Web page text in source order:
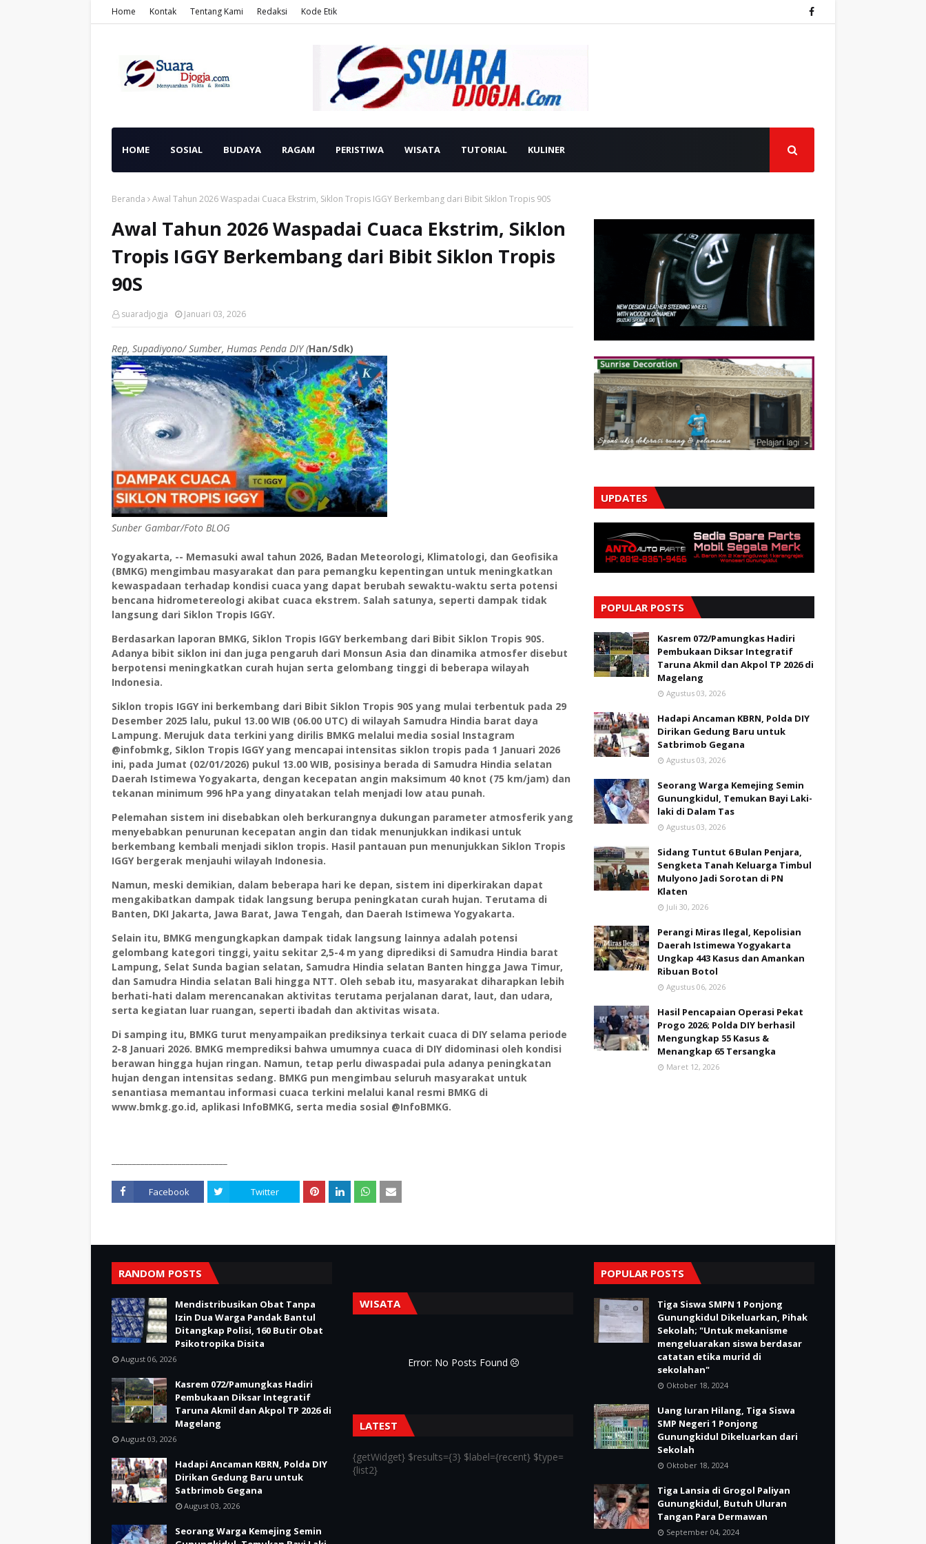
Home Kontak Tentang Kami Redaksi Kode Etik
HOME SOSIAL BUDAYA RAGAM PERISTIWA WISATA TUTORIAL KULINER
Beranda Awal Tahun 2026 Waspadai Cuaca Ekstrim, Siklon Tropis IGGY Berkembang dari Bibit Siklon Tropis 90S
Awal Tahun 2026 Waspadai Cuaca Ekstrim, Siklon
Tropis IGGY Berkembang dari Bibit Siklon Tropis
90S
suaradjogja Januari 03, 2026
Rep, Supadiyono/ Sumber, Humas Penda DIY (Han/Sdk)
Sunber Gambar/Foto BLOG
Yogyakarta, -- Memasuki awal tahun 2026, Badan Meteorologi, Klimatologi, dan Geofisika
(BMKG) mengimbau masyarakat dan para pemangku kepentingan untuk meningkatkan
kewaspadaan terhadap kondisi cuaca yang dapat berubah sewaktu-waktu serta potensi
bencana hidrometereologi akibat cuaca ekstrem. Salah satunya, seperti dampak tidak
langsung dari Siklon Tropis IGGY.
Berdasarkan laporan BMKG, Siklon Tropis IGGY berkembang dari Bibit Siklon Tropis 90S.
Adanya bibit siklon ini dan juga pengaruh dari Monsun Asia dan dinamika atmosfer disebut
berpotensi meningkatkan curah hujan serta gelombang tinggi di beberapa wilayah
Indonesia.
Siklon tropis IGGY ini berkembang dari Bibit Siklon Tropis 90S yang mulai terbentuk pada 29
Desember 2025 lalu, pukul 13.00 WIB (06.00 UTC) di wilayah Samudra Hindia barat daya
Lampung. Merujuk data terkini yang dirilis BMKG melalui media sosial Instagram
@infobmkg, Siklon Tropis IGGY yang mencapai intensitas siklon tropis pada 1 Januari 2026
ini, pada Jumat (02/01/2026) pukul 13.00 WIB, posisinya berada di Samudra Hindia selatan
Daerah Istimewa Yogyakarta, dengan kecepatan angin maksimum 40 knot (75 km/jam) dan
tekanan minimum 996 hPa yang dinyatakan telah menjadi low atau punah.
Pelemahan sistem ini disebabkan oleh berkurangnya dukungan parameter atmosferik yang
menyebabkan penurunan kecepatan angin dan tidak menunjukkan indikasi untuk
berkembang kembali menjadi siklon tropis. Hasil pantauan pun menunjukkan Siklon Tropis
IGGY bergerak menjauhi wilayah Indonesia.
Namun, meski demikian, dalam beberapa hari ke depan, sistem ini diperkirakan dapat
mengakibatkan dampak tidak langsung berupa peningkatan curah hujan. Terutama di
Banten, DKI Jakarta, Jawa Barat, Jawa Tengah, dan Daerah Istimewa Yogyakarta.
Selain itu, BMKG mengungkapkan dampak tidak langsung lainnya adalah potensi
gelombang kategori tinggi, yaitu sekitar 2,5-4 m yang diprediksi di Samudra Hindia barat
Lampung, Selat Sunda bagian selatan, Samudra Hindia selatan Banten hingga Jawa Timur,
dan Samudra Hindia selatan Bali hingga NTT. Oleh sebab itu, masyarakat diharapkan lebih
berhati-hati dalam merencanakan aktivitas terutama perjalanan darat, laut, dan udara,
serta kegiatan luar ruangan, seperti ibadah dan aktivitas wisata.
Di samping itu, BMKG turut menyampaikan prediksinya terkait cuaca di DIY selama periode
2-8 Januari 2026. BMKG memprediksi bahwa umumnya cuaca di DIY didominasi oleh kondisi
berawan hingga hujan ringan. Namun, tetap perlu diwaspadai pula adanya peningkatan
hujan dengan intensitas sedang. BMKG pun mengimbau seluruh masyarakat untuk
senantiasa memantau informasi cuaca terkini melalui kanal resmi BMKG di
www.bmkg.go.id, aplikasi InfoBMKG, serta media sosial @InfoBMKG.
Facebook Twitter
UPDATES
POPULAR POSTS
Kasrem 072/Pamungkas Hadiri
Pembukaan Diksar Integratif
Taruna Akmil dan Akpol TP 2026 di
Magelang
Agustus 03, 2026
Hadapi Ancaman KBRN, Polda DIY
Dirikan Gedung Baru untuk
Satbrimob Gegana
Agustus 03, 2026
Seorang Warga Kemejing Semin
Gunungkidul, Temukan Bayi Laki-
laki di Dalam Tas
Agustus 03, 2026
Sidang Tuntut 6 Bulan Penjara,
Sengketa Tanah Keluarga Timbul
Mulyono Jadi Sorotan di PN
Klaten
Juli 30, 2026
Perangi Miras Ilegal, Kepolisian
Daerah Istimewa Yogyakarta
Ungkap 443 Kasus dan Amankan
Ribuan Botol
Agustus 06, 2026
Hasil Pencapaian Operasi Pekat
Progo 2026; Polda DIY berhasil
Mengungkap 55 Kasus &
Menangkap 65 Tersangka
Maret 12, 2026
RANDOM POSTS
Mendistribusikan Obat Tanpa
Izin Dua Warga Pandak Bantul
Ditangkap Polisi, 160 Butir Obat
Psikotropika Disita
August 06, 2026
Kasrem 072/Pamungkas Hadiri
Pembukaan Diksar Integratif
Taruna Akmil dan Akpol TP 2026 di
Magelang
August 03, 2026
Hadapi Ancaman KBRN, Polda DIY
Dirikan Gedung Baru untuk
Satbrimob Gegana
August 03, 2026
Seorang Warga Kemejing Semin
WISATA
Error: No Posts Found
LATEST
{getWidget} $results={3} $label={recent} $type=
{list2}
POPULAR POSTS
Tiga Siswa SMPN 1 Ponjong
Gunungkidul Dikeluarkan, Pihak
Sekolah; "Untuk mekanisme
mengeluarakan siswa berdasar
catatan etika murid di
sekolahan"
Oktober 18, 2024
Uang Iuran Hilang, Tiga Siswa
SMP Negeri 1 Ponjong
Gunungkidul Dikeluarkan dari
Sekolah
Oktober 18, 2024
Tiga Lansia di Grogol Paliyan
Gunungkidul, Butuh Uluran
Tangan Para Dermawan
September 04, 2024